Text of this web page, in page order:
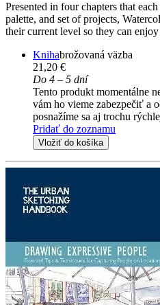
Presented in four chapters that
palette, and set of projects,
their current level so they can
Knihabrožovaná väzba
21,20 €
Do 4 – 5 dní
Tento produkt momentálne
vám ho vieme zabezpečiť a
posnažíme sa aj trochu
Pridať do zoznamu
Vložiť do košíka